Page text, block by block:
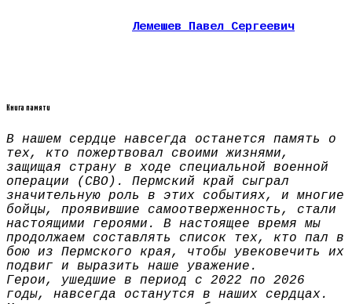
Лемешев Павел Сергеевич
Книга памяти
В нашем сердце навсегда останется память о
тех, кто пожертвовал своими жизнями,
защищая страну в ходе специальной военной
операции (СВО). Пермский край сыграл
значительную роль в этих событиях, и многие
бойцы, проявившие самоотверженность, стали
настоящими героями. В настоящее время мы
продолжаем составлять список тех, кто пал в
бою из Пермского края, чтобы увековечить их
подвиг и выразить наше уважение.
Герои, ушедшие в период с 2022 по 2026
годы, навсегда останутся в наших сердцах.